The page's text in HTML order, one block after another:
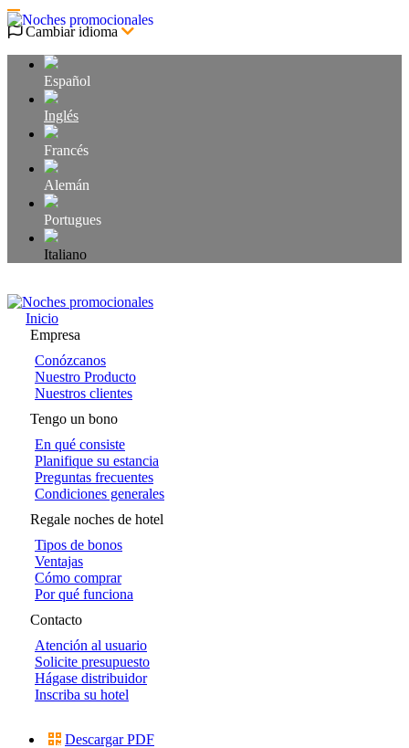
Cambiar idioma
Español
Inglés
Francés
Alemán
Portugues
Italiano
Inicio
Empresa
Conózcanos
Nuestro Producto
Nuestros clientes
Tengo un bono
En qué consiste
Planifique su estancia
Preguntas frecuentes
Condiciones generales
Regale noches de hotel
Tipos de bonos
Ventajas
Cómo comprar
Por qué funciona
Contacto
Atención al usuario
Solicite presupuesto
Hágase distribuidor
Inscriba su hotel
Descargar PDF